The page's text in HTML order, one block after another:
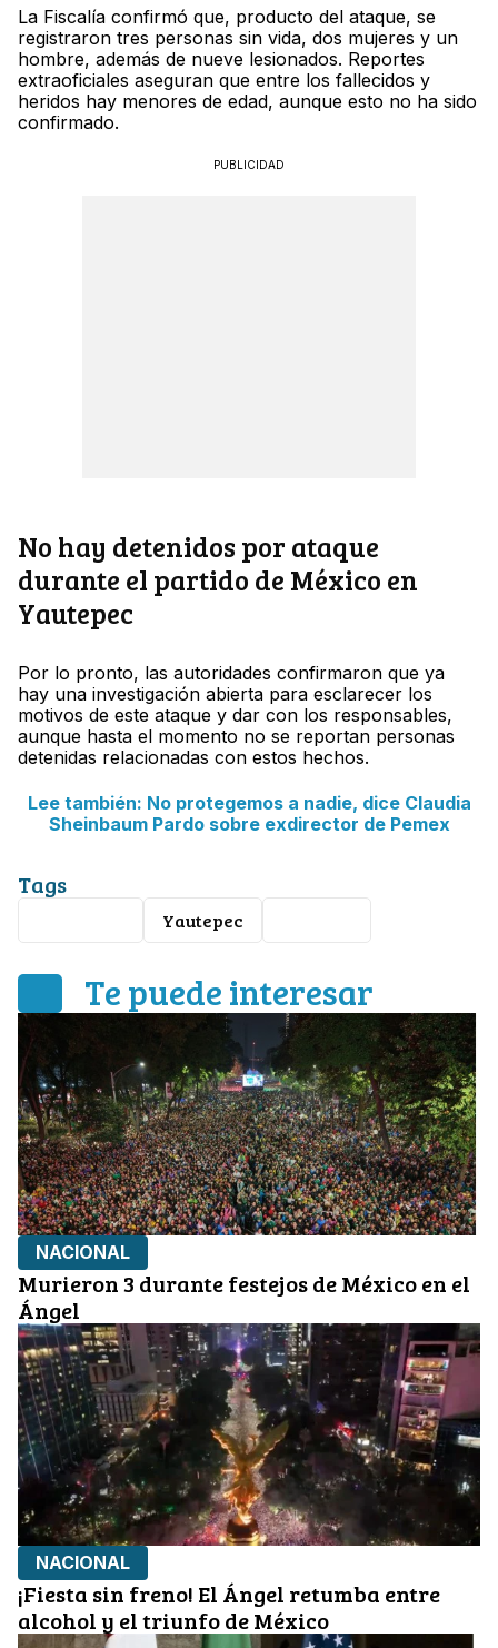
La Fiscalía confirmó que, producto del ataque, se
registraron tres personas sin vida, dos mujeres y un
hombre, además de nueve lesionados. Reportes
extraoficiales aseguran que entre los fallecidos y
heridos hay menores de edad, aunque esto no ha sido
confirmado.
PUBLICIDAD
No hay detenidos por ataque
durante el partido de México en
Yautepec
Por lo pronto, las autoridades confirmaron que ya
hay una investigación abierta para esclarecer los
motivos de este ataque y dar con los responsables,
aunque hasta el momento no se reportan personas
detenidas relacionadas con estos hechos.
Lee también: No protegemos a nadie, dice Claudia
Sheinbaum Pardo sobre exdirector de Pemex
Tags
Yautepec
Te puede interesar
NACIONAL
Murieron 3 durante festejos de México en el
Ángel
NACIONAL
¡Fiesta sin freno! El Ángel retumba entre
alcohol y el triunfo de México